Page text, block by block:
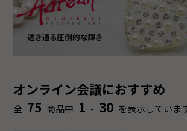
オンライン会議におすすめ
全 75 商品中 1 - 30 を表示していま